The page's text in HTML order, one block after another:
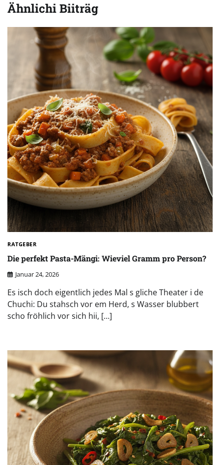
Ähnlichi Biiträg
RATGEBER
Die perfekt Pasta-Mängi: Wieviel Gramm pro Person?
Januar 24, 2026
Es isch doch eigentlich jedes Mal s gliche Theater i de
Chuchi: Du stahsch vor em Herd, s Wasser blubbert
scho fröhlich vor sich hii, […]